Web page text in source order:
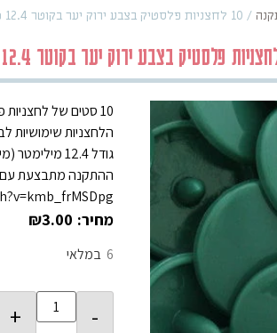
/ 10 לחצניות פלסטיק בצבע ירוק יער בקוטר 12.4 מילימטר
הלחצניות שימושיות
גודל 12.4 מילימטר (מידה 20)
ההתקנה מתבצעת עם
₪3.00
6 במלאי